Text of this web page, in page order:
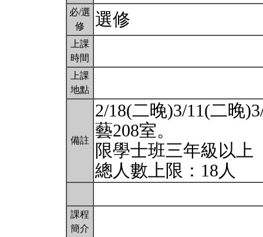
必/選
修
選修
上課
時間
上課
地點
備註
2/18(二晚)3/11(二晚
藝208室。
限學士班三年級以上
總人數上限：18人
課程
簡介